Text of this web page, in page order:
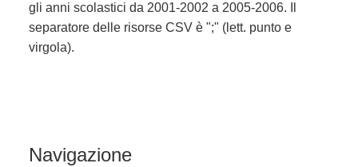
gli anni scolastici da 2001-2002 a 2005-2006. Il
separatore delle risorse CSV è ";" (lett. punto e
virgola).
Navigazione